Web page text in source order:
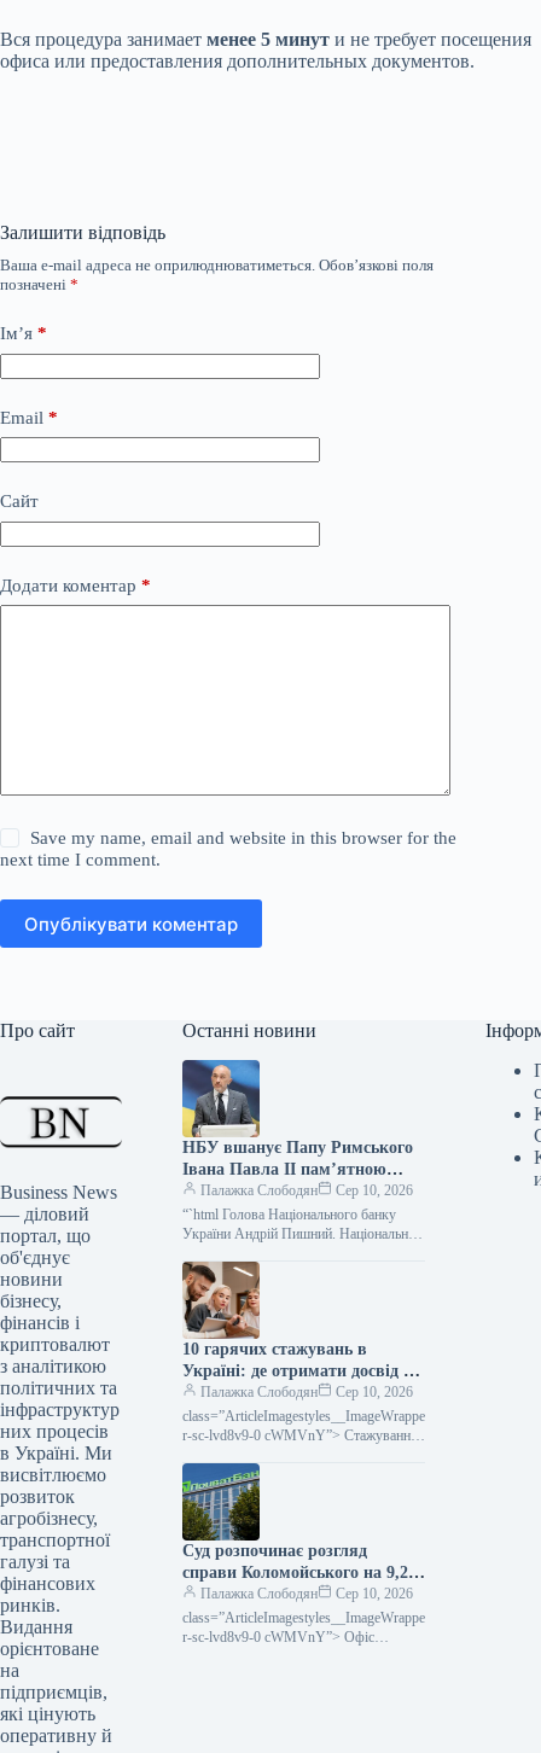
Вся процедура занимает менее 5 минут и не требует посещения
офиса или предоставления дополнительных документов.
Залишити відповідь
Ваша e-mail адреса не оприлюднюватиметься. Обов’язкові поля
позначені *
Ім’я *
Email *
Сайт
Додати коментар *
Save my name, email and website in this browser for the
next time I comment.
Опублікувати коментар
Про сайт
Business News
— діловий
портал, що
об'єднує
новини
бізнесу,
фінансів і
криптовалют
з аналітикою
політичних та
інфраструктур
них процесів
в Україні. Ми
висвітлюємо
розвиток
агробізнесу,
транспортної
галузі та
фінансових
ринків.
Видання
орієнтоване
на
підприємців,
які цінують
оперативну й
Останні новини
НБУ вшанує Папу Римського
Івана Павла II пам’ятною
монетою
Палажка Слободян
Сер 10, 2026
“`html Голова Національного банку
України Андрій Пишний. Національний
пам’ятної монети у 2026 році,
присвяченої Святішому Папі…
10 гарячих стажувань в
Україні: де отримати досвід та
заробити
Палажка Слободян
Сер 10, 2026
class=”ArticleImagestyles__ImageWrappe
r-sc-lvd8v9-0 cWMVnY”> Стажування
попереднього досвіду — це реальна
можливість. Протягом року провідні
Суд розпочинає розгляд
справи Коломойського на 9,2
млрд грн
Палажка Слободян
Сер 10, 2026
class=”ArticleImagestyles__ImageWrappe
r-sc-lvd8v9-0 cWMVnY”> Офіс